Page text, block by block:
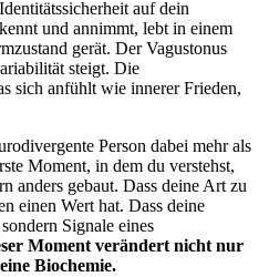
auf dein
und annimmt, lebt in einem
gerät. Der Vagustonus
steigt. Die
sich anfühlt wie innerer Frieden,
Person dabei mehr als
Moment, in dem du verstehst,
anders gebaut. Dass deine Art zu
einen Wert hat. Dass deine
Signale eines
Moment verändert nicht nur
Biochemie.